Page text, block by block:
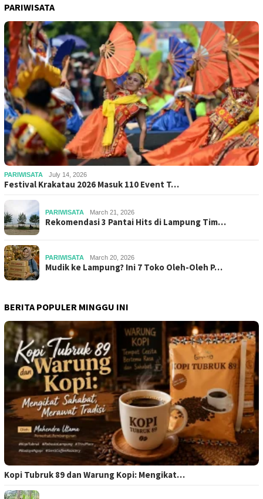
PARIWISATA
PARIWISATA July 14, 2026
Festival Krakatau 2026 Masuk 110 Event T…
PARIWISATA March 21, 2026
Rekomendasi 3 Pantai Hits di Lampung Tim…
PARIWISATA March 20, 2026
Mudik ke Lampung? Ini 7 Toko Oleh-Oleh P…
BERITA POPULER MINGGU INI
Kopi Tubruk 89 dan Warung Kopi: Mengikat…